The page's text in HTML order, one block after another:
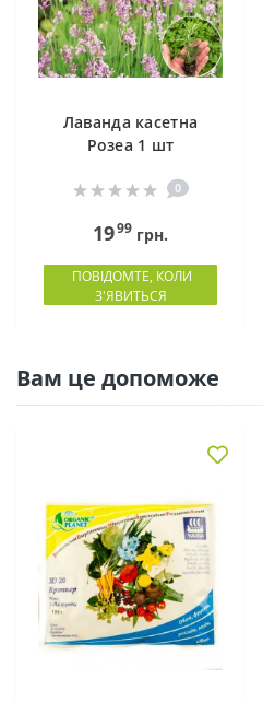
Лаванда касетна
Розеа 1 шт
0
1999 грн.
ПОВІДОМТЕ, КОЛИ
З'ЯВИТЬСЯ
Вам це допоможе